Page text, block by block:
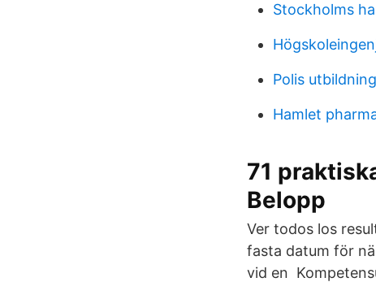
Stockholms
Polis
Hamlet
71
Belopp
Ver todos los
fasta datum för
vid en